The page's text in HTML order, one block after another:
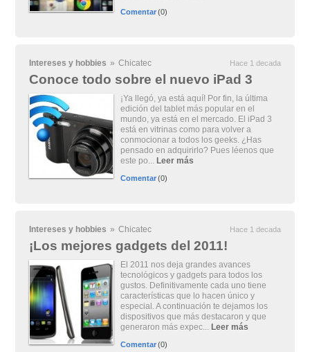
Comentar(0)
Intereses y hobbies » Chicatec Hace 1 decada
Conoce todo sobre el nuevo iPad 3
¡Ya llegó, ya está aquí! Por fin, la última
edición del tablet más popular en el
mundo, ya está en el mercado. El iPad 3
está en vitrinas como para volver a
conmocionar a todos los geeks. ¿Has
pensado en adquirirlo? Pues léenos que
este po... Leer más
Comentar(0)
Intereses y hobbies » Chicatec Hace 1 decada
¡Los mejores gadgets del 2011!
El 2011 nos deja grandes avances
tecnológicos y gadgets para todos los
gustos. Definitivamente cada uno tiene
características que lo hacen único y
especial. A continuación te dejamos los
dispositivos que más destacaron y que
generaron más expec... Leer más
Comentar(0)